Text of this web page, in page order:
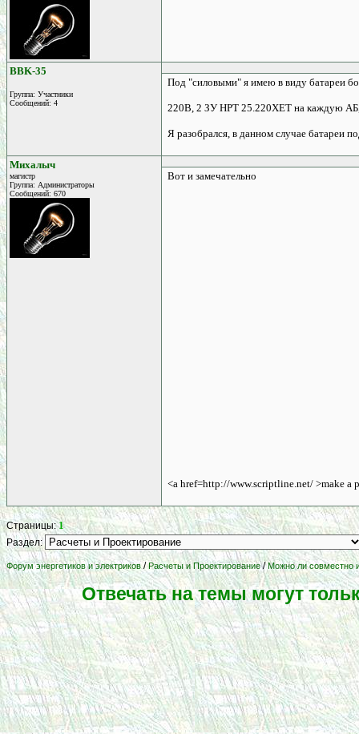
BBK-35
Группа: Участники
Сообщений: 4
Под "силовыми" я имею в виду батареи
220В, 2 ЗУ HPT 25.220XET на каждую
Я разобрался, в данном случае батареи
Михалыч
магистр
Группа: Администраторы
Сообщений: 670
Вот и замечательно
<a href=http://www.scriptline.net/ >make a
Страницы:1
Раздел:
Форум энергетиков и электриков/Расчеты и Проектирование/Можно ли совместно
Отвечать на темы могут